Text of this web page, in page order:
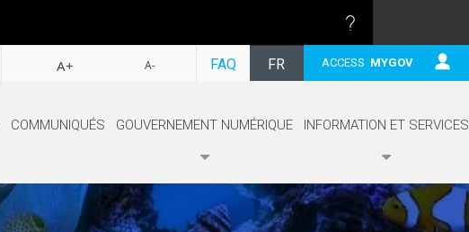
SUIVRE
ACCESS MYGOV
FR
FAQ
A+ A-
COMMUNIQUÉS GOUVERNEMENT NUMÉRIQUE INFORMATION ET SERVICES